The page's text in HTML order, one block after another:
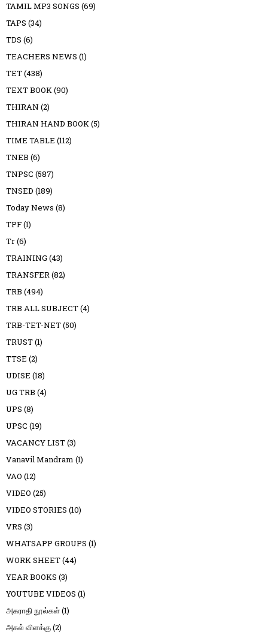
TAMIL MP3 SONGS (69)
TAPS (34)
TDS (6)
TEACHERS NEWS (1)
TET(438)
TEXT BOOK(90)
THIRAN (2)
THIRAN HAND BOOK(5)
TIME TABLE (112)
TNEB (6)
TNPSC (587)
TNSED (189)
Today News (8)
TPF(1)
Tr(6)
TRAINING (43)
TRANSFER(82)
TRB (494)
TRB ALL SUBJECT(4)
TRB-TET-NET(50)
TRUST(1)
TTSE (2)
UDISE (18)
UG TRB (4)
UPS (8)
UPSC (19)
VACANCY LIST(3)
Vanavil Mandram (1)
VAO (12)
VIDEO (25)
VIDEO STORIES (10)
VRS (3)
WHATSAPP GROUPS (1)
WORK SHEET(44)
YEAR BOOKS (3)
YOUTUBE VIDEOS (1)
அகராதி நூல்கள்(1)
அகல் விளக்கு(2)